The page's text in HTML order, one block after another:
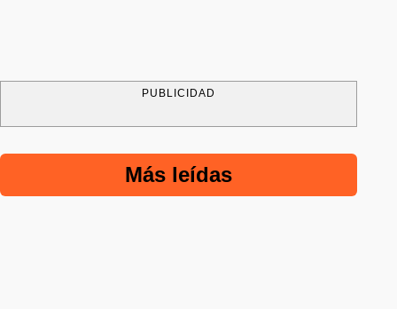
PUBLICIDAD
Más leídas